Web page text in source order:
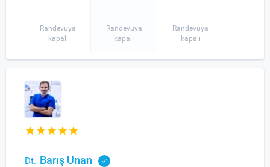
Randevuya
kapalı
Randevuya
kapalı
Randevuya
kapalı
Dt. Barış Unan